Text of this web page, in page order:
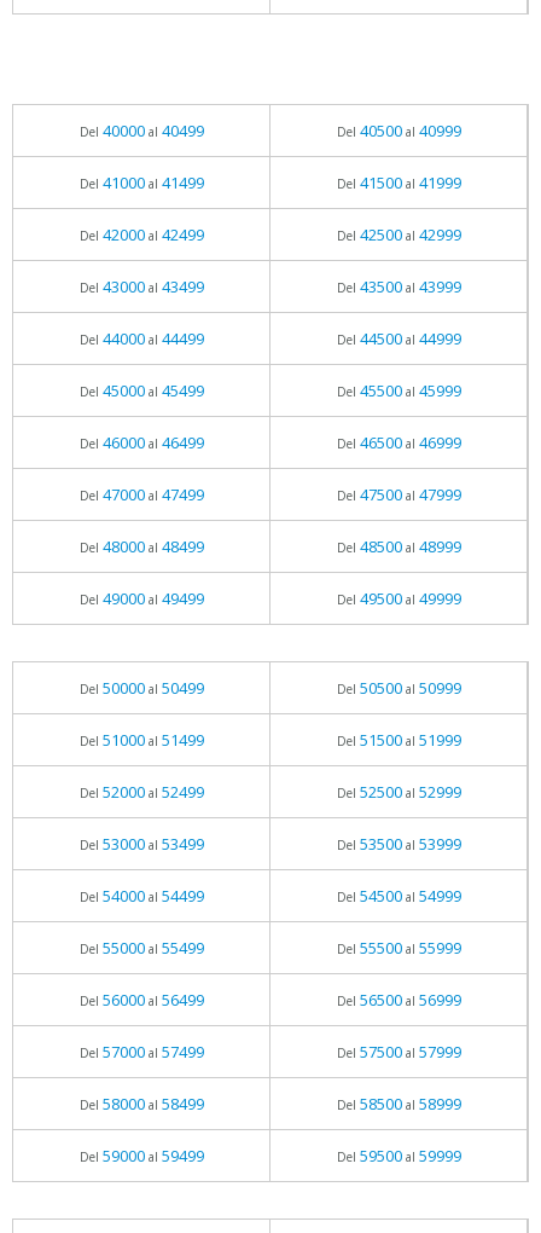
Del 40000al 40499 Del 40500al 40999
Del 41000al 41499 Del 41500al 41999
Del 42000al 42499 Del 42500al 42999
Del 43000al 43499 Del 43500al 43999
Del 44000al 44499 Del 44500al 44999
Del 45000al 45499 Del 45500al 45999
Del 46000al 46499 Del 46500al 46999
Del 47000al 47499 Del 47500al 47999
Del 48000al 48499 Del 48500al 48999
Del 49000al 49499 Del 49500al 49999
Del 50000al 50499 Del 50500al 50999
Del 51000al 51499 Del 51500al 51999
Del 52000al 52499 Del 52500al 52999
Del 53000al 53499 Del 53500al 53999
Del 54000al 54499 Del 54500al 54999
Del 55000al 55499 Del 55500al 55999
Del 56000al 56499 Del 56500al 56999
Del 57000al 57499 Del 57500al 57999
Del 58000al 58499 Del 58500al 58999
Del 59000al 59499 Del 59500al 59999